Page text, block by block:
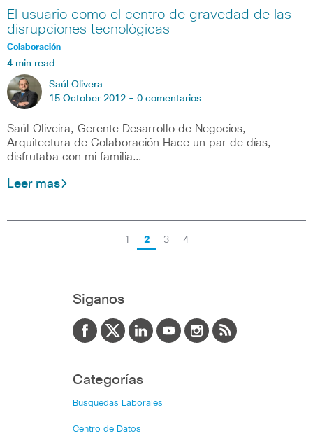
El usuario como el centro de gravedad de las
disrupciones tecnológicas
Colaboración
4 min read
Saúl Olivera
15 October 2012 - 0 comentarios
Saúl Oliveira, Gerente Desarrollo de Negocios,
Arquitectura de Colaboración Hace un par de días,
disfrutaba con mi familia…
Leer mas
1 2 3 4
Siganos
Categorías
Búsquedas Laborales
Centro de Datos